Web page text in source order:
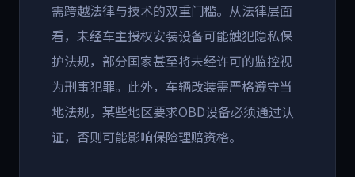
需跨越法律与技术的双重门槛。从法律层面
看，未经车主授权安装设备可能触犯隐私保
护法规，部分国家甚至将未经许可的监控视
为刑事犯罪。此外，车辆改装需严格遵守当
地法规，某些地区要求OBD设备必须通过认
证，否则可能影响保险理赔资格。